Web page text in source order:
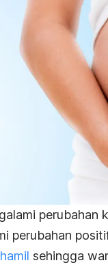
perubahan
sehingga